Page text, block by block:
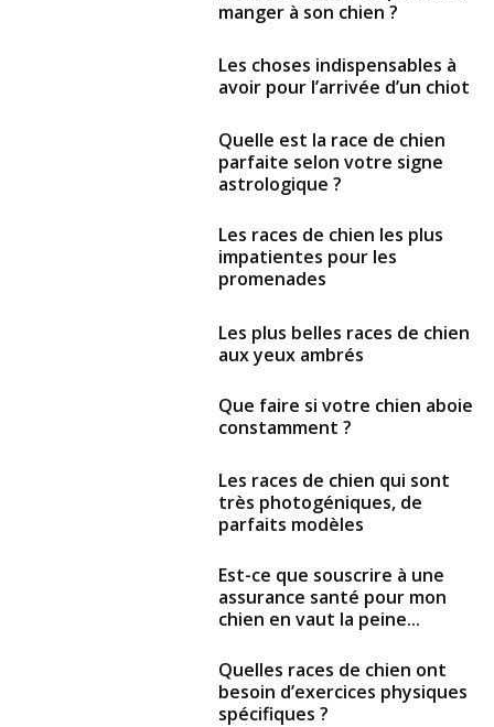
manger à son chien ?
Les choses indispensables à
avoir pour l’arrivée d’un chiot
Quelle est la race de chien
parfaite selon votre signe
astrologique ?
Les races de chien les plus
impatientes pour les
promenades
Les plus belles races de chien
aux yeux ambrés
Que faire si votre chien aboie
constamment ?
Les races de chien qui sont
très photogéniques, de
parfaits modèles
Est-ce que souscrire à une
assurance santé pour mon
chien en vaut la peine...
Quelles races de chien ont
besoin d’exercices physiques
spécifiques ?